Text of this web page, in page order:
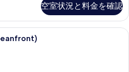
空室状況と料金を確認
パノラミック スタジオ (Oceanfront)